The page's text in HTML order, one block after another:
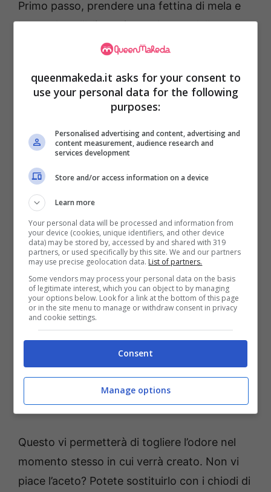
Primo passo, prendere una fettina di mela e
buttatela nell’olio assieme al resto della
frittura. Magari ogni tanto cambiatela
che lascerà un cattivo sapore nell’olio. Questa
assorbirà l’odore e vi permetterà di tenere la
mele? Niente paura, abbiamo altre opzioni.
Parallelamente alla padella della frittura,
mettere a bollire in un pentolinoun mix di
acqua e aceto.
Come tolgiere l’odore di frittura rimasto in cucina
Questo vi permetterà di togliere l’odore nel
momento stesso in cui verrà creato. Non vi
piace l’aceto? Potete sostituirlo con i chiodi di
queenmakeda.it asks for your consent to
use your personal data for the following
purposes:
Personalised advertising and content, advertising and
content measurement, audience research and
services development
Store and/or access information on a device
Learn more
Your personal data will be processed and information from
your device (cookies, unique identifiers, and other device
data) may be stored by, accessed by and shared with 319
partners, or used specifically by this site. We and our partners
may use precise geolocation data. List of partners.
Some vendors may process your personal data on the basis
of legitimate interest, which you can object to by managing
your options below. Look for a link at the bottom of this page
or in the site menu to manage or withdraw consent in privacy
and cookie settings.
Consent
Manage options